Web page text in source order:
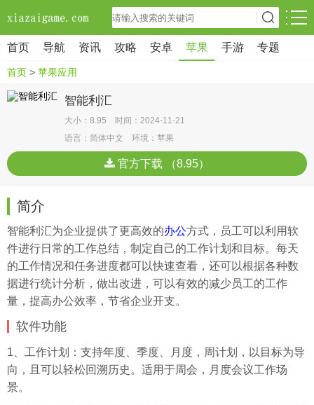
首页 导航 资讯 攻略 安卓 苹果 手游 专题
首页 > 苹果应用
智能利汇
大小：8.95 时间：2024-11-21
语言：简体中文 环境：苹果
官方下载 （8.95）
简介
智能利汇为企业提供了更高效的办公方式，员工可以利用软
件进行日常的工作总结，制定自己的工作计划和目标。每天
的工作情况和任务进度都可以快速查看，还可以根据各种数
据进行统计分析，做出改进，可以有效的减少员工的工作
量，提高办公效率，节省企业开支。
软件功能
1、工作计划：支持年度、季度、月度，周计划，以目标为导
向，且可以轻松回溯历史。适用于周会，月度会议工作场
景。